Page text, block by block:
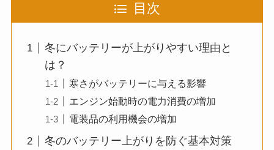
目次
冬にバッテリーが上がりやすい理由と
は？
寒さがバッテリーに与える影響
エンジン始動時の電力消費の増加
電装品の利用機会の増加
冬のバッテリー上がりを防ぐ基本対策